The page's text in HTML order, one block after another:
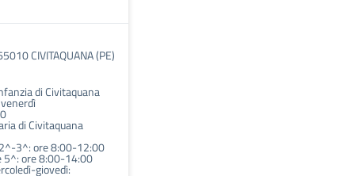
CIVITAQUANA (PE)
di Civitaquana
di Civitaquana
3^: ore 8:00-12:00
5^: ore 8:00-14:00
giovedì: